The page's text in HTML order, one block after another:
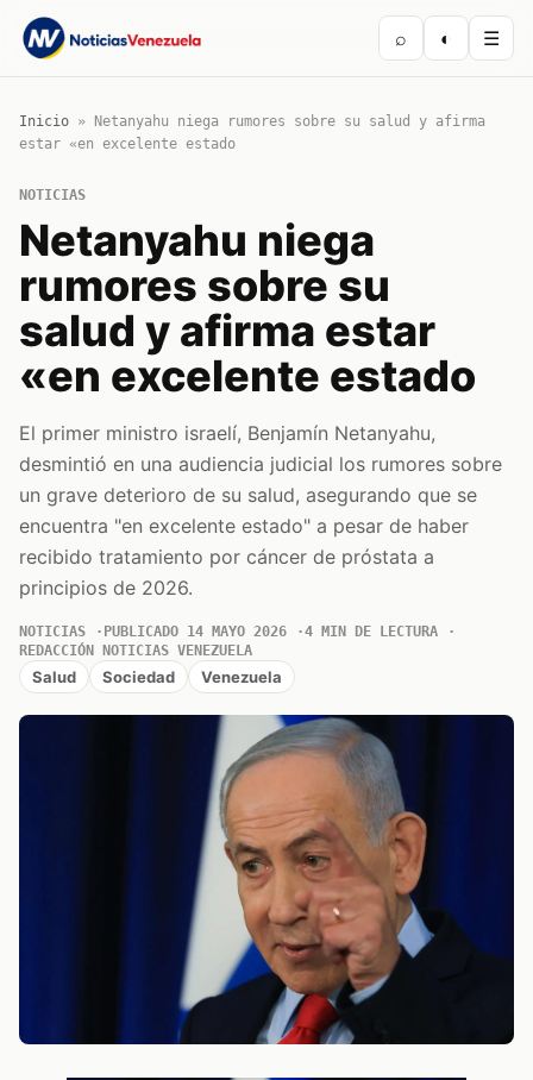
⌕ ◐ ☰
Inicio »
Netanyahu niega rumores sobre su salud y afirma
estar «en excelente estado
NOTICIAS
Netanyahu niega
rumores sobre su
salud y afirma estar
«en excelente estado
El primer ministro israelí, Benjamín Netanyahu,
desmintió en una audiencia judicial los rumores sobre
un grave deterioro de su salud, asegurando que se
encuentra "en excelente estado" a pesar de haber
recibido tratamiento por cáncer de próstata a
principios de 2026.
NOTICIAS PUBLICADO 14 MAYO 2026
4 MIN DE LECTURA
REDACCIÓN NOTICIAS VENEZUELA
Salud Sociedad Venezuela